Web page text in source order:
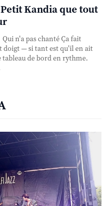
Kandia que tout
n'a pas chanté Ça fait
doigt — si tant est qu'il en ait
de bord en rythme.